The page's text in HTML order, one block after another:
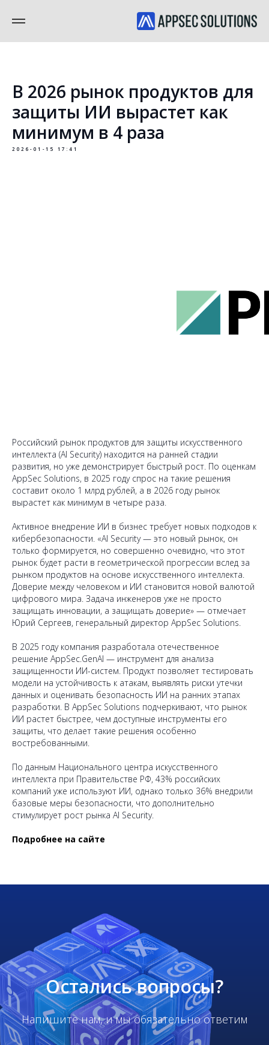
В 2026 рынок продуктов для
защиты ИИ вырастет как
минимум в 4 раза
2026-01-15 17:41
Российский рынок продуктов для защиты искусственного
интеллекта (AI Security) находится на ранней стадии
развития, но уже демонстрирует быстрый рост. По оценкам
AppSec Solutions, в 2025 году спрос на такие решения
составит около 1 млрд рублей, а в 2026 году рынок
вырастет как минимум в четыре раза.
Активное внедрение ИИ в бизнес требует новых подходов к
кибербезопасности. «AI Security — это новый рынок, он
только формируется, но совершенно очевидно, что этот
рынок будет расти в геометрической прогрессии вслед за
рынком продуктов на основе искусственного интеллекта.
Доверие между человеком и ИИ становится новой валютой
цифрового мира. Задача инженеров уже не просто
защищать инновации, а защищать доверие» — отмечает
Юрий Сергеев, генеральный директор AppSec Solutions.
В 2025 году компания разработала отечественное
решение AppSec.GenAI — инструмент для анализа
защищенности ИИ-систем. Продукт позволяет тестировать
модели на устойчивость к атакам, выявлять риски утечки
данных и оценивать безопасность ИИ на ранних этапах
разработки. В AppSec Solutions подчеркивают, что рынок
ИИ растет быстрее, чем доступные инструменты его
защиты, что делает такие решения особенно
востребованными.
По данным Национального центра искусственного
интеллекта при Правительстве РФ, 43% российских
компаний уже используют ИИ, однако только 36% внедрили
базовые меры безопасности, что дополнительно
стимулирует рост рынка AI Security.
Подробнее на сайте
Остались вопросы?
Напишите нам, и мы обязательно ответим